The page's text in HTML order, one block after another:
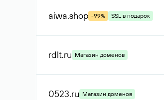
aiwa.shop -99% SSL в подарок
rdlt.ru Магазин доменов
0523.ru Магазин доменов